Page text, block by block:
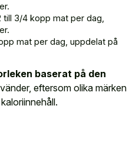
till 3/4 kopp mat per dag,
mat per dag, uppdelat på
baserat på den
eftersom olika märken